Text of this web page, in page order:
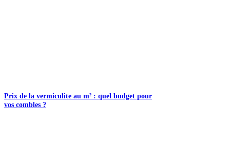
Prix de la vermiculite au m² : quel budget pour
vos combles ?